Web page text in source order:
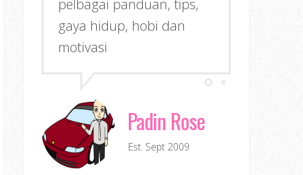
pelbagai panduan, tips,
gaya hidup, hobi dan
motivasi
Padin Rose
Est. Sept 2009